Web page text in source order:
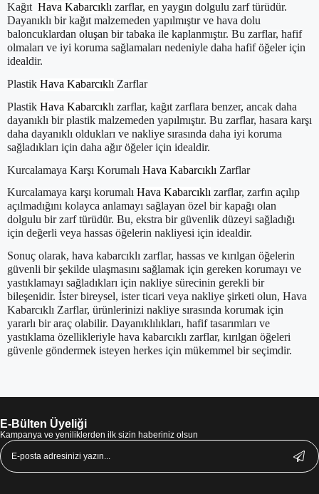
Kağıt Hava Kabarcıklı zarflar, en yaygın dolgulu zarf türüdür.
Dayanıklı bir kağıt malzemeden yapılmıştır ve hava dolu
baloncuklardan oluşan bir tabaka ile kaplanmıştır. Bu zarflar, hafif
olmaları ve iyi koruma sağlamaları nedeniyle daha hafif öğeler için
idealdir.
Plastik Hava Kabarcıklı Zarflar
Plastik Hava Kabarcıklı zarflar, kağıt zarflara benzer, ancak daha
dayanıklı bir plastik malzemeden yapılmıştır. Bu zarflar, hasara karşı
daha dayanıklı oldukları ve nakliye sırasında daha iyi koruma
sağladıkları için daha ağır öğeler için idealdir.
Kurcalamaya Karşı Korumalı Hava Kabarcıklı Zarflar
Kurcalamaya karşı korumalı Hava Kabarcıklı zarflar, zarfın açılıp
açılmadığını kolayca anlamayı sağlayan özel bir kapağı olan
dolgulu bir zarf türüdür. Bu, ekstra bir güvenlik düzeyi sağladığı
için değerli veya hassas öğelerin nakliyesi için idealdir.
Sonuç olarak, hava kabarcıklı zarflar, hassas ve kırılgan öğelerin
güvenli bir şekilde ulaşmasını sağlamak için gereken korumayı ve
yastıklamayı sağladıkları için nakliye sürecinin gerekli bir
bileşenidir. İster bireysel, ister ticari veya nakliye şirketi olun, Hava
Kabarcıklı Zarflar, ürünlerinizi nakliye sırasında korumak için
yararlı bir araç olabilir. Dayanıklılıkları, hafif tasarımları ve
yastıklama özellikleriyle hava kabarcıklı zarflar, kırılgan öğeleri
güvenle göndermek isteyen herkes için mükemmel bir seçimdir.
E-Bülten Üyeliği
Kampanya ve yeniliklerden ilk sizin haberiniz olsun